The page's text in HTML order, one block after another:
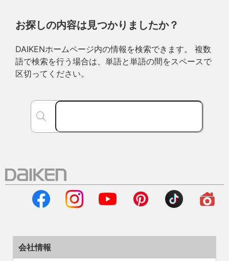
お探しの内容は見つかりましたか？
DAIKENホームページ内の情報を検索できます。 複数
語で検索を行う場合は、単語と単語の間をスペースで
区切ってください。
会社情報